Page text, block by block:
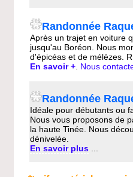
Randonnée
Après un trajet en voiture
jusqu'au Boréon. Nous
d'épicéas et de mélèzes.
En savoir +. Nous
Randonnée
Idéale pour débutants ou
Nous vous proposons de
la haute Tinée. Nous
dénivelée.
En savoir plus ...